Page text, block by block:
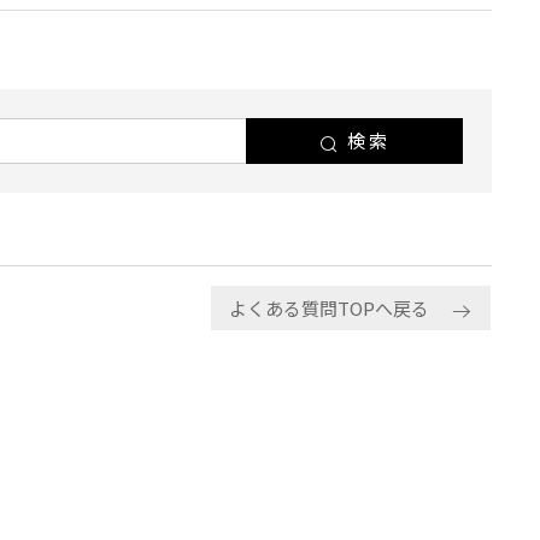
検索
よくある質問TOPへ戻る